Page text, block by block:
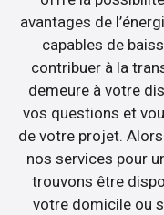
avantages de
capables de
contribuer à la
demeure à votre
vos questions et
de votre projet.
nos services pour
trouvons être
votre domicile ou